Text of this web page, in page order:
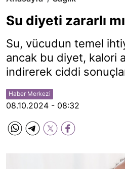
Su diyeti zararlı
Su, vücudun temel
ancak bu diyet, kalori
indirerek ciddi
Haber Merkezi
08.10.2024 - 08:32